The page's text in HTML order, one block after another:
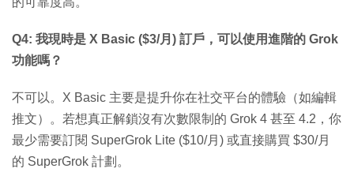
Q4: 我現時是 X Basic ($3/月) 訂戶，可以使用進階的 Grok
功能嗎？
不可以。X Basic 主要是提升你在社交平台的體驗（如編輯
推文）。若想真正解鎖沒有次數限制的 Grok 4 甚至 4.2，你
最少需要訂閱 SuperGrok Lite ($10/月) 或直接購買 $30/月
的 SuperGrok 計劃。